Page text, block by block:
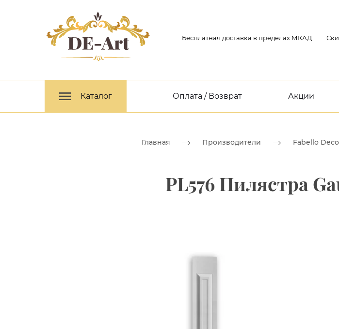
Бесплатная доставка в пределах МКАД
Каталог Оплата / Возврат Акции
Главная Производители Fabello
PL576 Пилястра